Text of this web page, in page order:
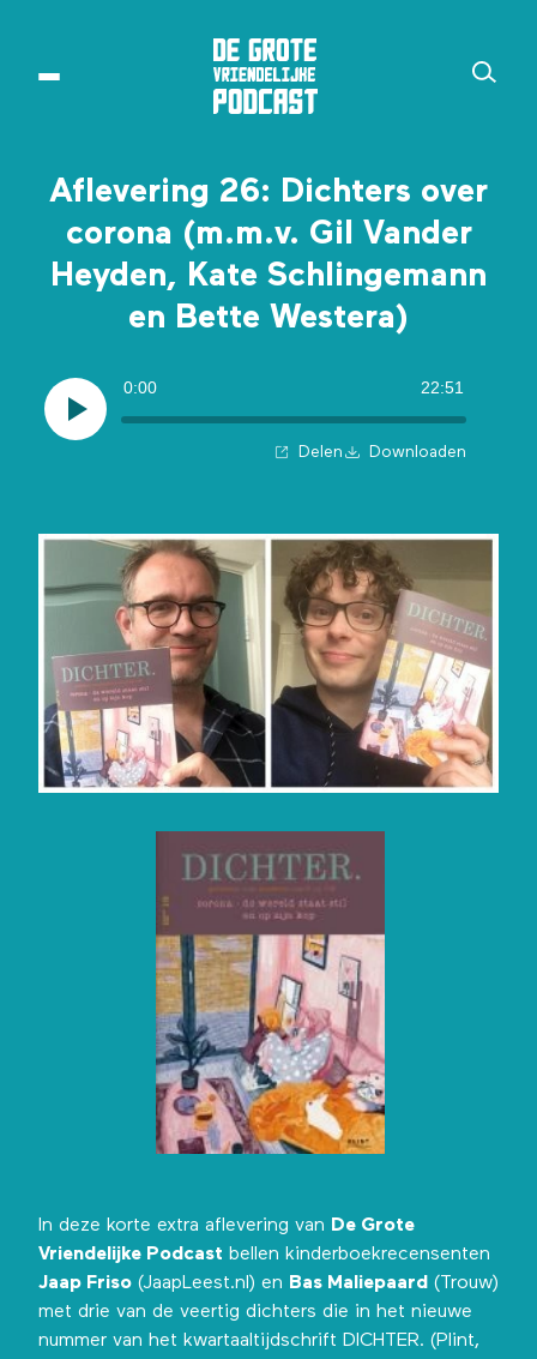
Aflevering 26: Dichters over
corona (m.m.v. Gil Vander
Heyden, Kate Schlingemann
en Bette Westera)
0:00 22:51
Delen Downloaden
In deze korte extra aflevering van De Grote
Vriendelijke Podcast bellen kinderboekrecensenten
Jaap Friso (JaapLeest.nl) en Bas Maliepaard (Trouw)
met drie van de veertig dichters die in het nieuwe
nummer van het kwartaaltijdschrift DICHTER. (Plint,